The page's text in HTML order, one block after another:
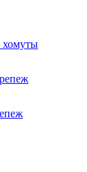
хомуты